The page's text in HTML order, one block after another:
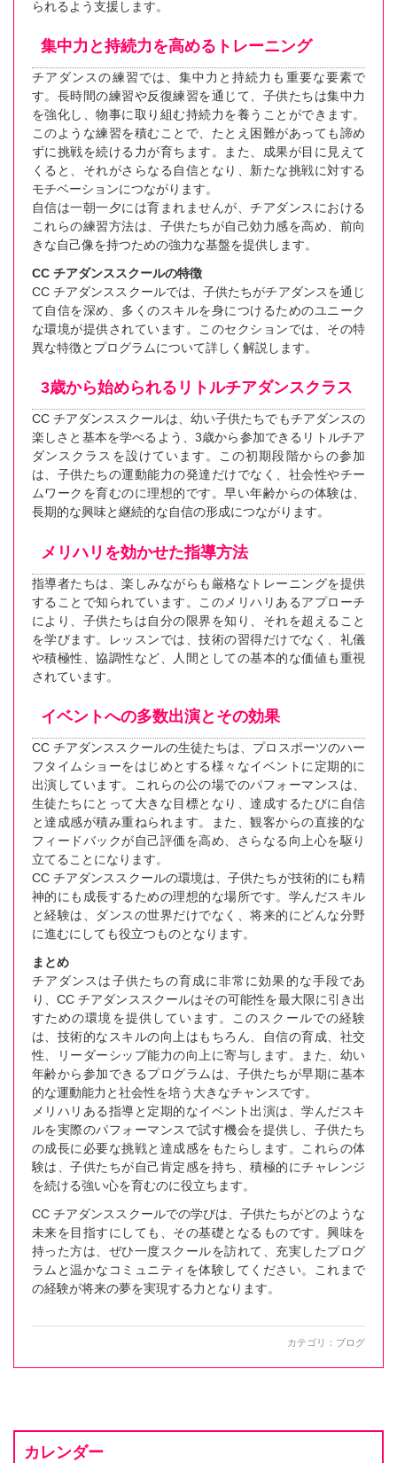
られるよう支援します。
集中力と持続力を高めるトレーニング
チアダンスの練習では、集中力と持続力も重要な要素で
す。長時間の練習や反復練習を通じて、子供たちは集中力
を強化し、物事に取り組む持続力を養うことができます。
このような練習を積むことで、たとえ困難があっても諦め
ずに挑戦を続ける力が育ちます。また、成果が目に見えて
くると、それがさらなる自信となり、新たな挑戦に対する
モチベーションにつながります。
自信は一朝一夕には育まれませんが、チアダンスにおける
これらの練習方法は、子供たちが自己効力感を高め、前向
きな自己像を持つための強力な基盤を提供します。
CC チアダンススクールの特徴
CC チアダンススクールでは、子供たちがチアダンスを通じ
て自信を深め、多くのスキルを身につけるためのユニーク
な環境が提供されています。このセクションでは、その特
異な特徴とプログラムについて詳しく解説します。
3歳から始められるリトルチアダンスクラス
CC チアダンススクールは、幼い子供たちでもチアダンスの
楽しさと基本を学べるよう、3歳から参加できるリトルチア
ダンスクラスを設けています。この初期段階からの参加
は、子供たちの運動能力の発達だけでなく、社会性やチー
ムワークを育むのに理想的です。早い年齢からの体験は、
長期的な興味と継続的な自信の形成につながります。
メリハリを効かせた指導方法
指導者たちは、楽しみながらも厳格なトレーニングを提供
することで知られています。このメリハリあるアプローチ
により、子供たちは自分の限界を知り、それを超えること
を学びます。レッスンでは、技術の習得だけでなく、礼儀
や積極性、協調性など、人間としての基本的な価値も重視
されています。
イベントへの多数出演とその効果
CC チアダンススクールの生徒たちは、プロスポーツのハー
フタイムショーをはじめとする様々なイベントに定期的に
出演しています。これらの公の場でのパフォーマンスは、
生徒たちにとって大きな目標となり、達成するたびに自信
と達成感が積み重ねられます。また、観客からの直接的な
フィードバックが自己評価を高め、さらなる向上心を駆り
立てることになります。
CC チアダンススクールの環境は、子供たちが技術的にも精
神的にも成長するための理想的な場所です。学んだスキル
と経験は、ダンスの世界だけでなく、将来的にどんな分野
に進むにしても役立つものとなります。
まとめ
チアダンスは子供たちの育成に非常に効果的な手段であ
り、CC チアダンススクールはその可能性を最大限に引き出
すための環境を提供しています。このスクールでの経験
は、技術的なスキルの向上はもちろん、自信の育成、社交
性、リーダーシップ能力の向上に寄与します。また、幼い
年齢から参加できるプログラムは、子供たちが早期に基本
的な運動能力と社会性を培う大きなチャンスです。
メリハリある指導と定期的なイベント出演は、学んだスキ
ルを実際のパフォーマンスで試す機会を提供し、子供たち
の成長に必要な挑戦と達成感をもたらします。これらの体
験は、子供たちが自己肯定感を持ち、積極的にチャレンジ
を続ける強い心を育むのに役立ちます。
CC チアダンススクールでの学びは、子供たちがどのような
未来を目指すにしても、その基礎となるものです。興味を
持った方は、ぜひ一度スクールを訪れて、充実したプログ
ラムと温かなコミュニティを体験してください。これまで
の経験が将来の夢を実現する力となります。
カテゴリ： ブログ
カレンダー